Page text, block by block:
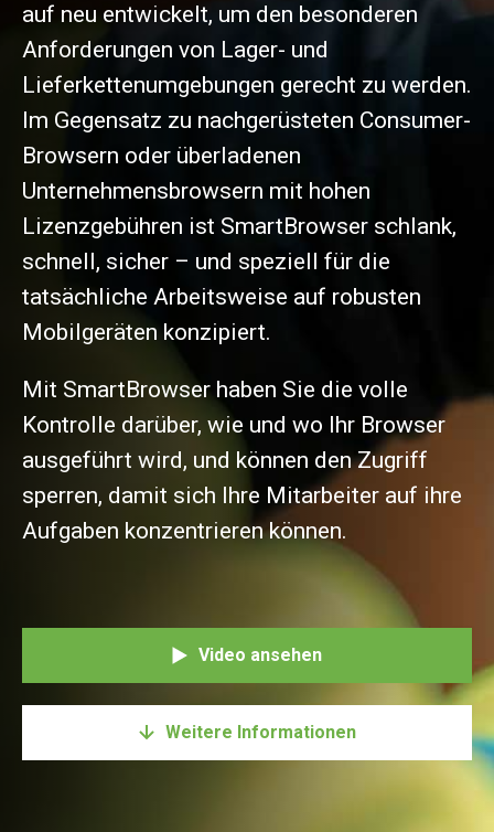
auf neu entwickelt, um den besonderen
Anforderungen von Lager- und
Lieferkettenumgebungen gerecht zu werden.
Im Gegensatz zu nachgerüsteten Consumer-
Browsern oder überladenen
Unternehmensbrowsern mit hohen
Lizenzgebühren ist SmartBrowser schlank,
schnell, sicher – und speziell für die
tatsächliche Arbeitsweise auf robusten
Mobilgeräten konzipiert.
Mit SmartBrowser haben Sie die volle
Kontrolle darüber, wie und wo Ihr Browser
ausgeführt wird, und können den Zugriff
sperren, damit sich Ihre Mitarbeiter auf ihre
Aufgaben konzentrieren können.
Video ansehen
Weitere Informationen